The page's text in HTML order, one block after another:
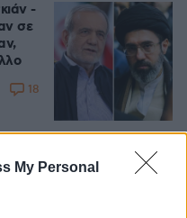
My Personal
-
σε
18